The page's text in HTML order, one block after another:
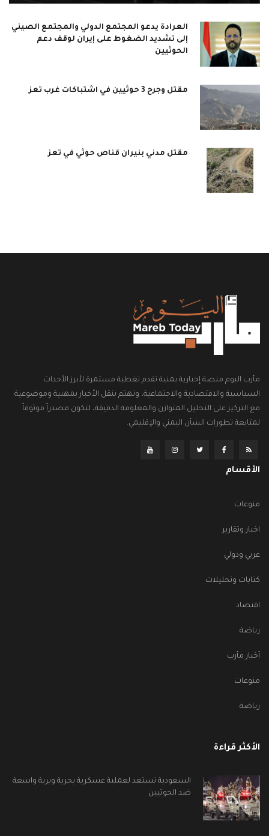
العرادة يدعو المجتمع الدولي والمجتمع الصيني
إلى تشديد الضغوط على إيران لوقف دعم
الحوثيين
مقتل وجرح 3 حوثيين في اشتباكات غرب تعز
مقتل مدني بنيران قناص حوثي في تعز
مأرب اليوم منصة إخبارية يمنية تقدم تغطية مستمرة لأبرز الأحداث
السياسية والاقتصادية والاجتماعية، وتهتم بنقل الأخبار بمهنية وموضوعية
مع التركيز على التحليل المتوازن والمعلومة الدقيقة، لتكون مصدراً موثوقاً
لمتابعة تطورات الشأن اليمني والإقليمي.
الأقسام
منوعات
اخبار وتقارير
عربي ودولي
كتابات وتحليلات
اقتصاد
رياضة
أخبار مأرب
منوعات
رياضة
الأكثر قراءة
السعودية تستعد لعملية عسكرية بحرية وبرية واسعة
ضد الحوثيين